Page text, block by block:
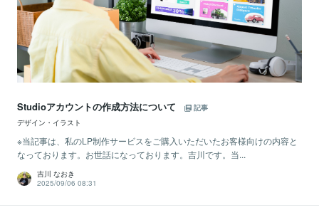
Studioアカウントの作成方法について
記事
デザイン・イラスト
※当記事は、私のLP制作サービスをご購入いただいたお客様向けの内容と
なっております。お世話になっております。吉川です。当...
吉川 なおき
2025/09/06 08:31